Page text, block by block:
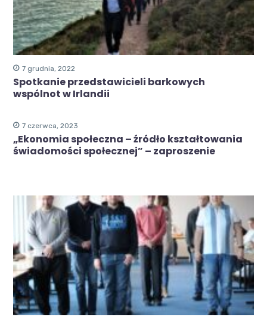
7 grudnia, 2022
Spotkanie przedstawicieli barkowych
wspólnot w Irlandii
7 czerwca, 2023
„Ekonomia społeczna – źródło kształtowania
świadomości społecznej” – zaproszenie